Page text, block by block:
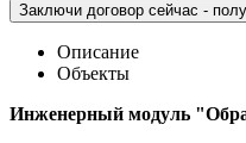
Заключи договор сейчас -
Описание
Объекты
Инженерный модуль